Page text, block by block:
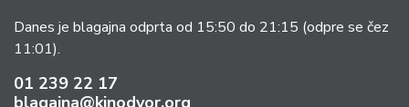
Danes je blagajna odprta od 15:50 do 21:15 (odpre se čez
11:01).
01 239 22 17